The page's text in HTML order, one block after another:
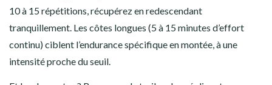
10 à 15 répétitions, récupérez en redescendant
tranquillement. Les côtes longues (5 à 15 minutes d’effort
continu) ciblent l’endurance spécifique en montée, à une
intensité proche du seuil.